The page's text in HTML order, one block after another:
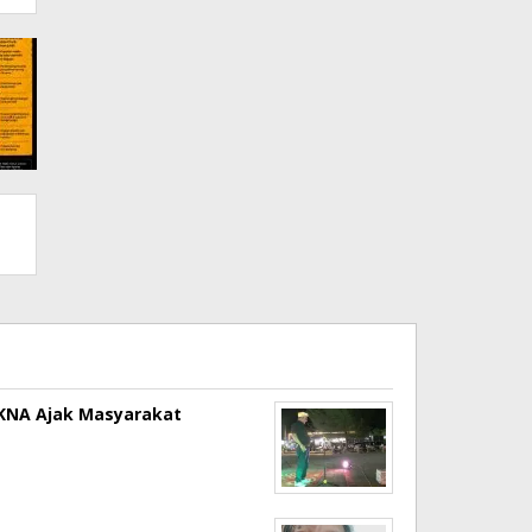
Ajak Masyarakat